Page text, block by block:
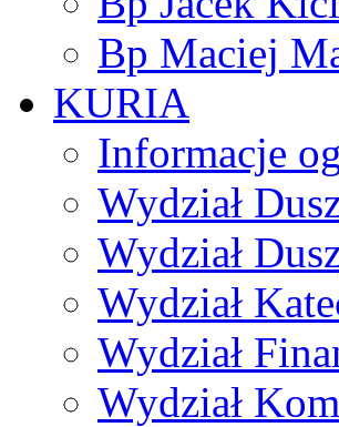
Bp Maciej
KURIA
Informacje
Wydział
Wydział
Wydział
Wydział
Wydział